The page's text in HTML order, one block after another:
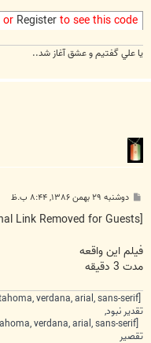
or Registerto see this code
يا علي گفتيم و عشق آغاز شد..
ت
دوشنبه ۲۹ بهمن ۱۳۸۶, ۸:۴۴ ب.ظ
[External Link Removed for Guests]
فيلم اين واقعه
مدت 3 دقيقه
تقدیر نبود,
تقصیر